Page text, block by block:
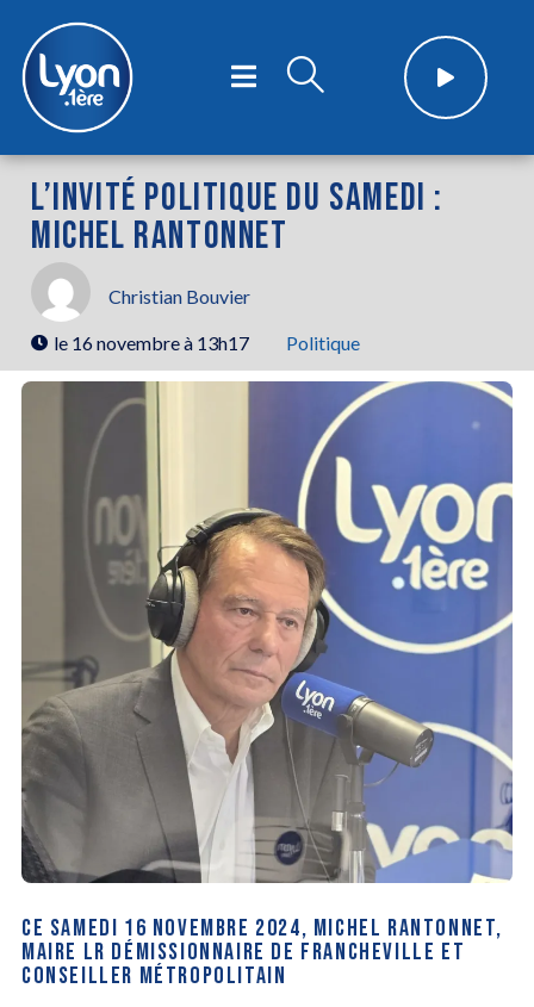
L’INVITÉ POLITIQUE DU SAMEDI :
MICHEL RANTONNET
Christian Bouvier
le 16 novembre à 13h17 Politique
CE SAMEDI 16 NOVEMBRE 2024, MICHEL RANTONNET,
MAIRE LR DÉMISSIONNAIRE DE FRANCHEVILLE ET
CONSEILLER MÉTROPOLITAIN